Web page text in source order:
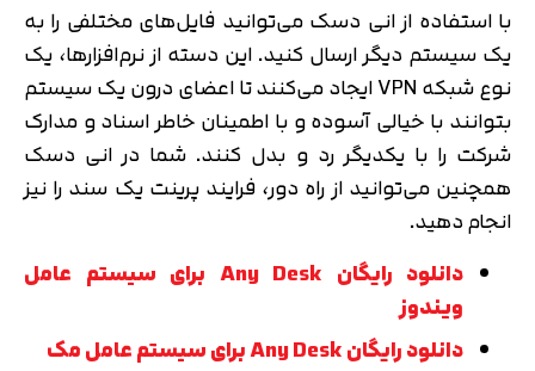
با استفاده از انی دسک می‌توانید فایل‌های مختلفی را به
یک سیستم دیگر ارسال کنید. این دسته از نرم‌افزارها، یک
نوع شبکه VPN ایجاد می‌کنند تا اعضای درون یک سیستم
بتوانند با خیالی آسوده و با اطمینان خاطر اسناد و مدارک
شرکت را با یکدیگر رد و بدل کنند. شما در انی دسک
همچنین می‌توانید از راه دور، فرایند پرینت یک سند را نیز
انجام دهید.
دانلود رایگان Any Desk برای سیستم عامل
ویندوز
دانلود رایگان Any Desk برای سیستم عامل مک